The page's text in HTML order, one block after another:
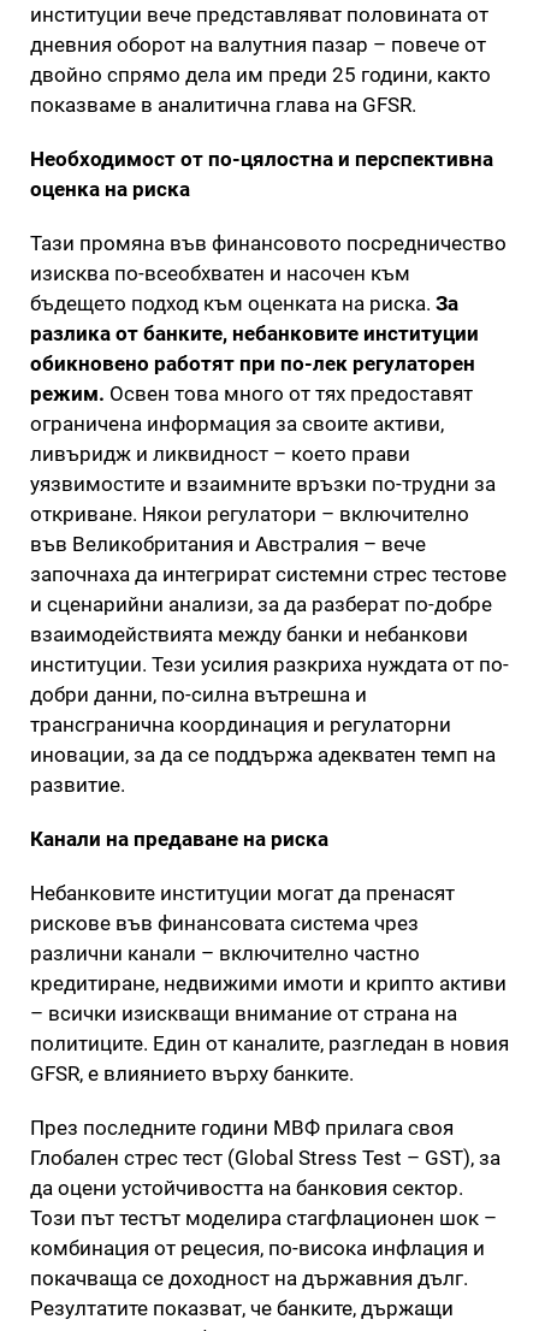
институции вече представляват половината от
дневния оборот на валутния пазар – повече от
двойно спрямо дела им преди 25 години, както
показваме в аналитична глава на GFSR.
Необходимост от по-цялостна и перспективна
оценка на риска
Тази промяна във финансовото посредничество
изисква по-всеобхватен и насочен към
бъдещето подход към оценката на риска. За
разлика от банките, небанковите институции
обикновено работят при по-лек регулаторен
режим. Освен това много от тях предоставят
ограничена информация за своите активи,
ливъридж и ликвидност – което прави
уязвимостите и взаимните връзки по-трудни за
откриване. Някои регулатори – включително
във Великобритания и Австралия – вече
започнаха да интегрират системни стрес тестове
и сценарийни анализи, за да разберат по-добре
взаимодействията между банки и небанкови
институции. Тези усилия разкриха нуждата от по-
добри данни, по-силна вътрешна и
трансгранична координация и регулаторни
иновации, за да се поддържа адекватен темп на
развитие.
Канали на предаване на риска
Небанковите институции могат да пренасят
рискове във финансовата система чрез
различни канали – включително частно
кредитиране, недвижими имоти и крипто активи
– всички изискващи внимание от страна на
политиците. Един от каналите, разгледан в новия
GFSR, е влиянието върху банките.
През последните години МВФ прилага своя
Глобален стрес тест (Global Stress Test – GST), за
да оцени устойчивостта на банковия сектор.
Този път тестът моделира стагфлационен шок –
комбинация от рецесия, по-висока инфлация и
покачваща се доходност на държавния дълг.
Резултатите показват, че банките, държащи